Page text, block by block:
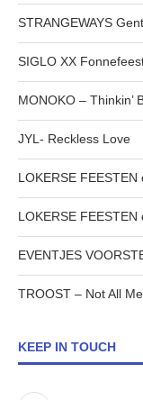
STRANGEWAYS
SIGLO XX
MONOKO – Thinkin’
JYL- Reckless Love
LOKERSE
LOKERSE
EVENTJES
TROOST – Not All
KEEP IN TOUCH